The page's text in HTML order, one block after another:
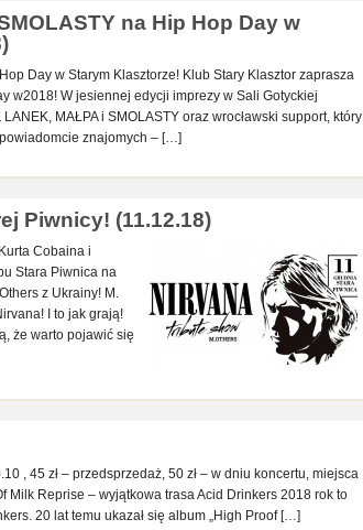
na Hip Hop Day w
Day w Starym Klasztorze! Klub Stary Klasztor zaprasza
w2018! W jesiennej edycji imprezy w Sali Gotyckiej
MAŁPA i SMOLASTY oraz wrocławski support, który
znajomych – […]
Piwnicy! (11.12.18)
Cobaina i
Stara Piwnica na
z Ukrainy! M.
I to jak grają!
że warto pojawić się
, 45 zł – przedsprzedaż, 50 zł – w dniu koncertu, miejsca
Milk Reprise – wyjątkowa trasa Acid Drinkers 2018 rok to
20 lat temu ukazał się album „High Proof […]